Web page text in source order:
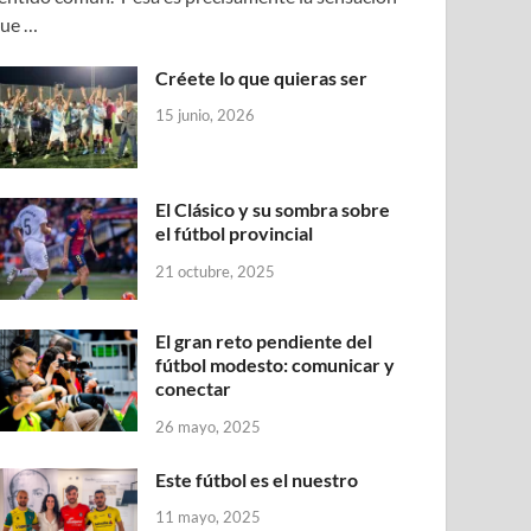
…
Créete lo que quieras ser
15 junio, 2026
El Clásico y su sombra sobre
el fútbol provincial
21 octubre, 2025
El gran reto pendiente del
fútbol modesto: comunicar y
conectar
26 mayo, 2025
Este fútbol es el nuestro
11 mayo, 2025